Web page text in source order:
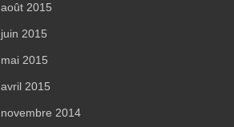
août 2015
juin 2015
mai 2015
avril 2015
novembre 2014